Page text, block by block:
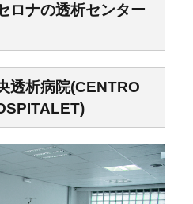
ロナの透析センター
透析病院(CENTRO